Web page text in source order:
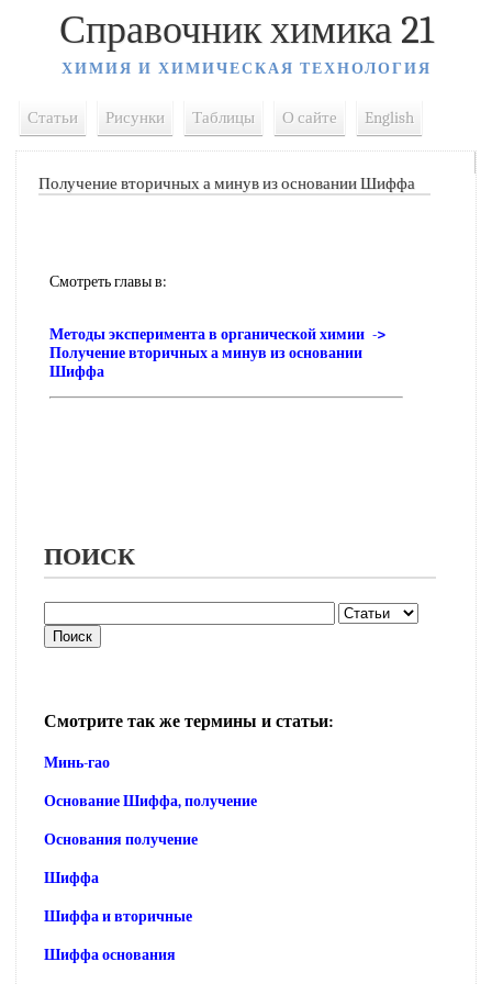
Справочник химика 21
ХИМИЯ И ХИМИЧЕСКАЯ ТЕХНОЛОГИЯ
Статьи Рисунки Таблицы О сайте English
Получение вторичных а минув из основании Шиффа
Смотреть главы в:
Методы эксперимента в органической химии ->
Получение вторичных а минув из основании
Шиффа
ПОИСК
Смотрите так же термины и статьи:
Минь-гао
Основание Шиффа, получение
Основания получение
Шиффа
Шиффа и вторичные
Шиффа основания